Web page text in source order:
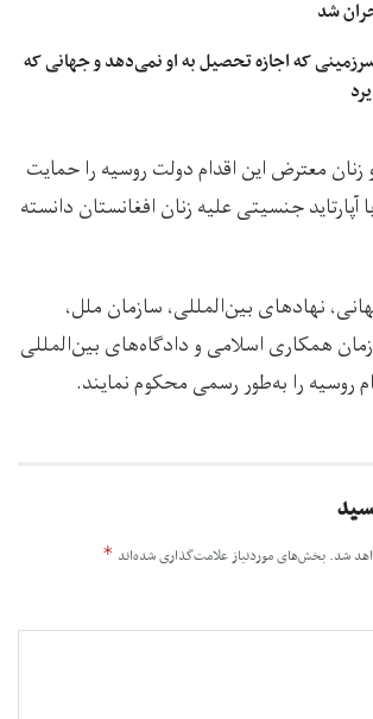
شد
که اجازه تحصیل به او نمی‌دهد و جهانی که
معترض این اقدام دولت روسیه را حمایت
جنسیتی علیه زنان افغانستان دانسته
نهادهای بین‌المللی، سازمان ملل،
همکاری اسلامی و دادگاه‌های بین‌المللی
روسیه را به‌طور رسمی محکوم نمایند.
شد. بخش‌های موردنیاز علامت‌گذاری شده‌اند *